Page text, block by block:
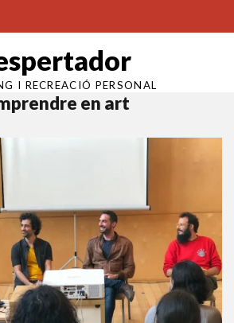
I RECREACIÓ PERSONAL
en art